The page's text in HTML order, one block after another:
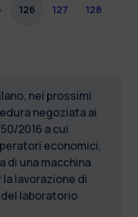
126 127 128
nei prossimi
negoziata ai
2016 a cui
economici,
di una macchina
lavorazione di
laboratorio